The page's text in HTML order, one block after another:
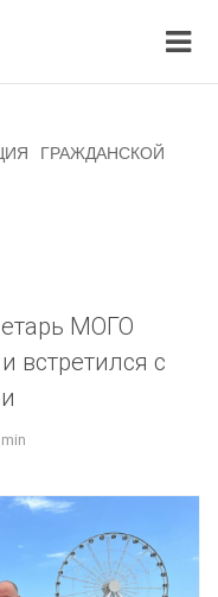
ГРАЖДАНСКОЙ
МОГО
встретился с